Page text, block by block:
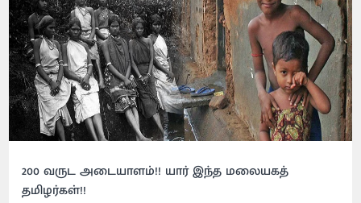
200 வருட அடையாளம்!! யார் இந்த மலையகத்
தமிழர்கள்!!